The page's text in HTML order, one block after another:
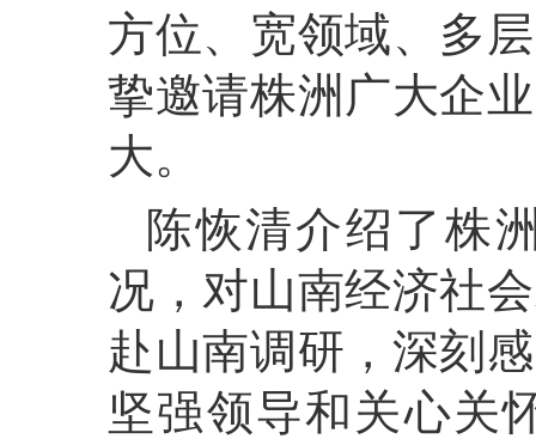
方位、宽领域、多
挚邀请株洲广大企
大。
陈恢清介绍了株
况，对山南经济社
赴山南调研，深刻
坚强领导和关心关